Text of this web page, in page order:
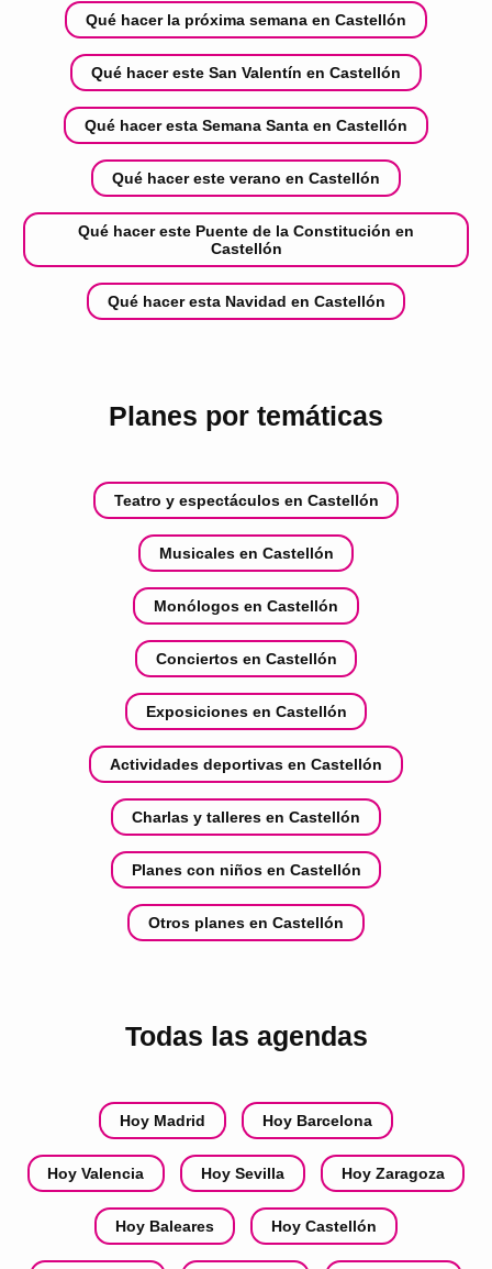
Qué hacer la próxima semana en Castellón
Qué hacer este San Valentín en Castellón
Qué hacer esta Semana Santa en Castellón
Qué hacer este verano en Castellón
Qué hacer este Puente de la Constitución en
Castellón
Qué hacer esta Navidad en Castellón
Planes por temáticas
Teatro y espectáculos en Castellón
Musicales en Castellón
Monólogos en Castellón
Conciertos en Castellón
Exposiciones en Castellón
Actividades deportivas en Castellón
Charlas y talleres en Castellón
Planes con niños en Castellón
Otros planes en Castellón
Todas las agendas
Hoy Madrid Hoy Barcelona
Hoy Valencia Hoy Sevilla Hoy Zaragoza
Hoy Baleares Hoy Castellón